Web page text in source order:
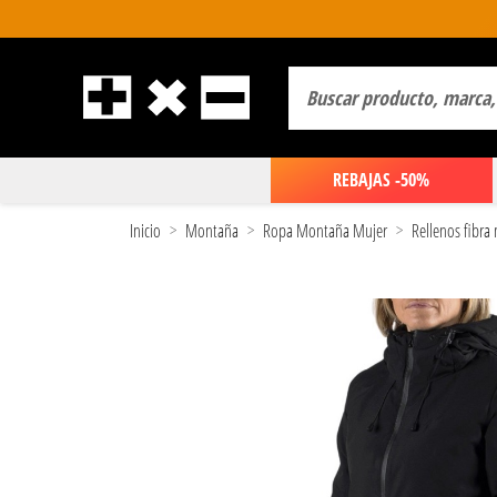
REBAJAS -50%
Inicio Montaña Ropa Montaña Mujer Rellenos